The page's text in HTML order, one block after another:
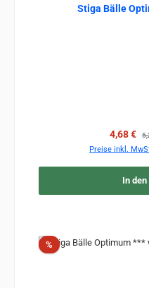
Stiga Bälle
4,68 €
Preise inkl.
In
%Rabatt